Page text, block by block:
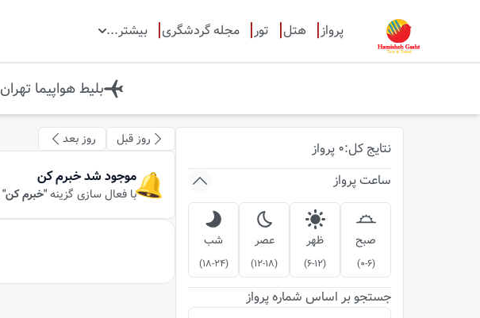
پرواز هتل تور مجله گردشگری بیشتر...
بلیط هواپیما تهران
نتایج کل:
0 پرواز
ساعت پرواز
صبح
(
0-6
)
ظهر
(
6-12
)
عصر
(
12-18
)
شب
(
18-24
)
جستجو بر اساس شماره پرواز
روز قبل روز بعد
موجود شد خبرم کن
با فعال سازی گزینه"خبرم کن"